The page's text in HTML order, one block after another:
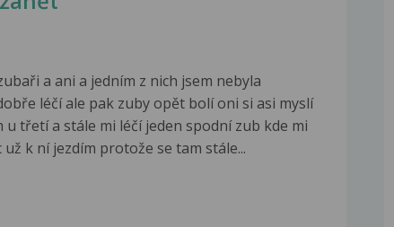
a ani a jedním z nich jsem nebyla
léčí ale pak zuby opět bolí oni si asi myslí
u třetí a stále mi léčí jeden spodní zub kde mi
k ní jezdím protože se tam stále...